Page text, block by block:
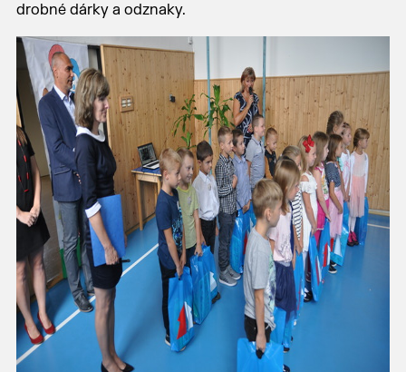
drobné dárky a odznaky.